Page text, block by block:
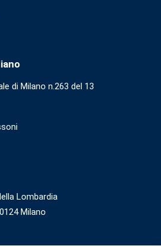
di Milano n.263 del 13
Lombardia
Milano